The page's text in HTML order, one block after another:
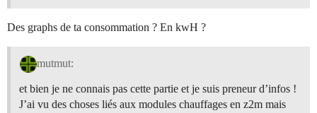
Des graphs de ta consommation ? En kwH ?
mutmut:
et bien je ne connais pas cette partie et je suis preneur d’infos !
J’ai vu des choses liés aux modules chauffages en z2m mais